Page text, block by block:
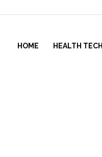
HOME HEALTH TECH